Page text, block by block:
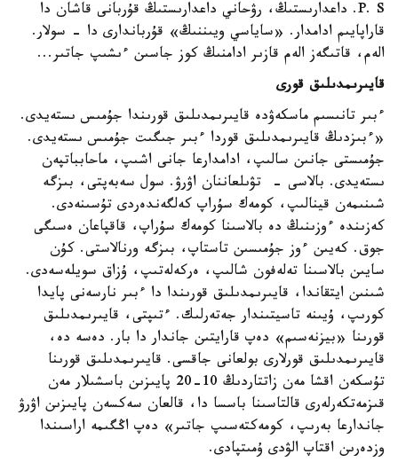
P. S. داعدارىستىڭ، رۋحاني داعدارىستىڭ قۇربانى قاشان دا
قاراپايىم ادامدار. «ساياسي ويىننىڭ» قۇرباندارى دا - سولار.
الەم، قاتىگەز الەم قازىر ادامنىڭ كوز جاسىن ءىشىپ جاتىر...
قايىرىمدىلىق قورى
ءبىر تانىسىم ماسكەۋدە قايىرىمدىلىق قورىندا جۇمىس ىستەيدى.
«ءبىزدىڭ قايىرىمدىلىق قوردا ءبىر جىگىت جۇمىس ىستەيدى.
جۇمىستى جانىن سالىپ، ادامدارعا جانى اشىپ، ماحابباتپەن
ىستەيدى. بالاسى - تۋىلعاننان اۋرۋ. سول سەبەپتى، بىزگە
شىنىمەن قينالىپ، كومەك سۇراپ كەلگەندەردى تۇسىنەدى.
كەزىندە ءوزىنىڭ دە بالاسىنا كومەك سۇراپ، قاقپاعان ەسىگى
جوق. كەيىن ءوز جۇمىسىن تاستاپ، بىزگە ورنالاستى. كۇن
سايىن بالاسىنا تەلەفون شالىپ، ەركەلەتىپ، ۇزاق سويلەسەدى.
شىنىن ايتقاندا، قايىرىمدىلىق قورىندا دا ءبىر نارسەنى پايدا
كورىپ، ۇيىنە تاسيتىندار جەتەرلىك. ءتىپتى، قايىرىمدىلىق
قورىنا «بيزنەسىم» دەپ قارايتىن جاندار دا بار. دەسە دە،
قايىرىمدىلىق قورلارى بولعانى جاقسى. قايىرىمدىلىق قورىنا
تۇسكەن اقشا مەن زاتتاردىڭ 10-20 پايىزىن باسشىلار مەن
قىزمەتكەرلەرى قالتاسىنا باسسا دا، قالعان سەكسەن پايىزىن اۋرۋ
جاندارعا بەرىپ، كومەكتەسىپ جاتىر» دەپ اڭگىمە اراسىندا
وزدەرىن اقتاپ الۋدى ۇمىتپادى.